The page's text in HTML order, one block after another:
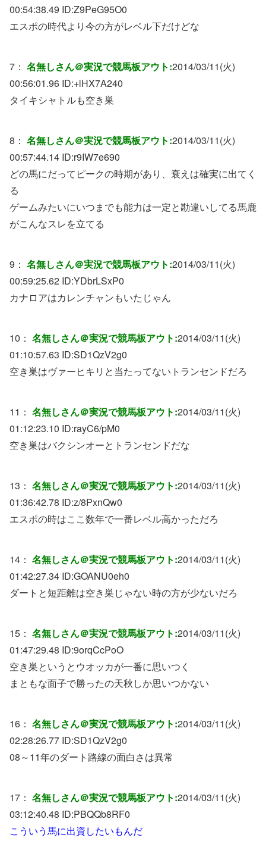
00:54:38.49 ID:Z9PeG95O0
エスポの時代より今の方がレベル下だけどな
7： 名無しさん＠実況で競馬板アウト:2014/03/11(火)
00:56:01.96 ID:+lHX7A240
タイキシャトルも空き巣
8： 名無しさん＠実況で競馬板アウト:2014/03/11(火)
00:57:44.14 ID:r9IW7e690
どの馬にだってピークの時期があり、衰えは確実に出てく
る
ゲームみたいにいつまでも能力は一定と勘違いしてる馬鹿
がこんなスレを立てる
9： 名無しさん＠実況で競馬板アウト:2014/03/11(火)
00:59:25.62 ID:YDbrLSxP0
カナロアはカレンチャンもいたじゃん
10： 名無しさん＠実況で競馬板アウト:2014/03/11(火)
01:10:57.63 ID:SD1QzV2g0
空き巣はヴァーヒキリと当たってないトランセンドだろ
11： 名無しさん＠実況で競馬板アウト:2014/03/11(火)
01:12:23.10 ID:rayC6/pM0
空き巣はバクシンオーとトランセンドだな
13： 名無しさん＠実況で競馬板アウト:2014/03/11(火)
01:36:42.78 ID:z/8PxnQw0
エスポの時はここ数年で一番レベル高かっただろ
14： 名無しさん＠実況で競馬板アウト:2014/03/11(火)
01:42:27.34 ID:GOANU0eh0
ダートと短距離は空き巣じゃない時の方が少ないだろ
15： 名無しさん＠実況で競馬板アウト:2014/03/11(火)
01:47:29.48 ID:9orqCcPoO
空き巣というとウオッカが一番に思いつく
まともな面子で勝ったの天秋しか思いつかない
16： 名無しさん＠実況で競馬板アウト:2014/03/11(火)
02:28:26.77 ID:SD1QzV2g0
08～11年のダート路線の面白さは異常
17： 名無しさん＠実況で競馬板アウト:2014/03/11(火)
03:12:40.48 ID:PBQQb8RF0
こういう馬に出資したいもんだ